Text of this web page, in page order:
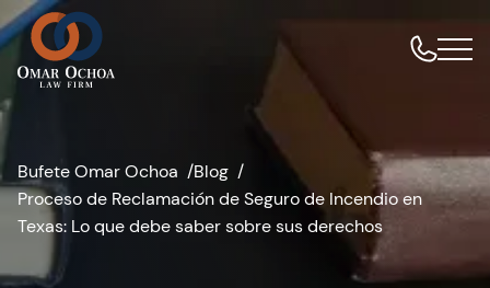
Bufete Omar Ochoa
Blog
Proceso de Reclamación de Seguro de Incendio en
Texas: Lo que debe saber sobre sus derechos